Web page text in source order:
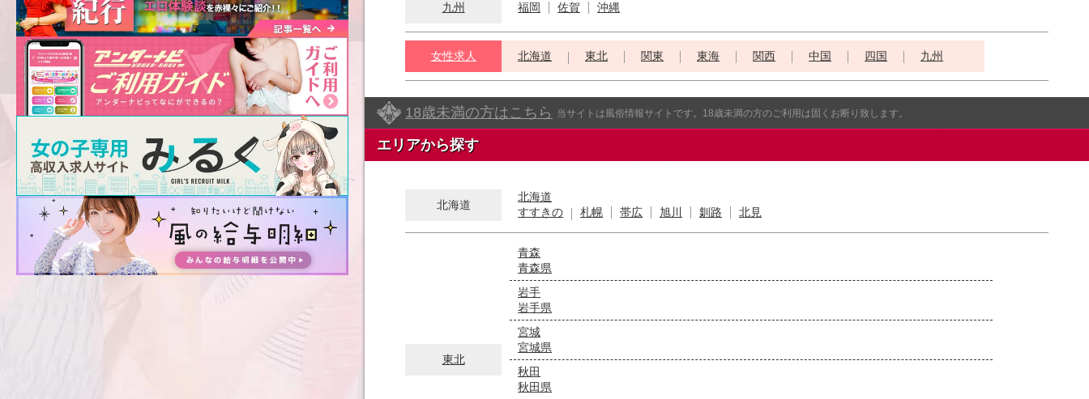
九州 福岡 佐賀 沖縄
女性求人 北海道 東北 関東 東海 関西 中国 四国 九州
18歳未満の方はこちら 当サイトは風俗情報サイトです。18歳未満の方のご利用は固くお断り致します。
エリアから探す
北海道
北海道
すすきの
札幌 帯広 旭川 釧路 北見
東北
青森
青森県
岩手
岩手県
宮城
宮城県
秋田
秋田県